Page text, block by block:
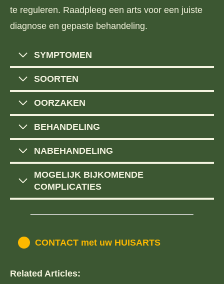
te reguleren. Raadpleeg een arts voor een juiste
diagnose en gepaste behandeling.
SYMPTOMEN
SOORTEN
OORZAKEN
BEHANDELING
NABEHANDELING
MOGELIJK BIJKOMENDE
COMPLICATIES
CONTACT met uw HUISARTS
Related Articles: